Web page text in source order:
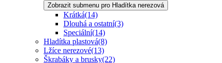
Zobrazit submenu pro Hladítka nerezová
Krátká(14)
Dlouhá a ostatní(3)
Speciální(14)
Hladítka plastová(8)
Lžíce nerezové(13)
Škrabáky a brusky(22)